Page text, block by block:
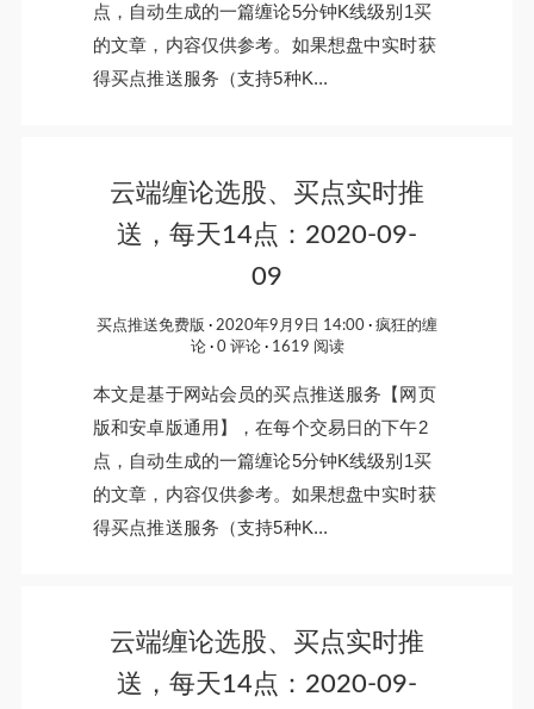
点，自动生成的一篇缠论5分钟K线级别1买
的文章，内容仅供参考。如果想盘中实时获
得买点推送服务（支持5种K...
云端缠论选股、买点实时推
送，每天14点：2020-09-
09
买点推送免费版 2020年9月9日 14:00
疯狂的缠
论
0 评论 1619 阅读
本文是基于网站会员的买点推送服务【网页
版和安卓版通用】，在每个交易日的下午2
点，自动生成的一篇缠论5分钟K线级别1买
的文章，内容仅供参考。如果想盘中实时获
得买点推送服务（支持5种K...
云端缠论选股、买点实时推
送，每天14点：2020-09-